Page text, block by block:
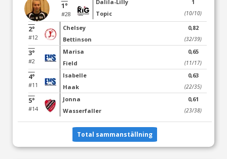
1°
#28
Dalila-Lilly
Topic
1
(10/10)
2°
#12
Chelsey
Bettinson
0,82
(32/39)
3°
#2
Marisa
Field
0,65
(11/17)
4°
#11
Isabelle
Haak
0,63
(22/35)
5°
#14
Jonna
Wasserfaller
0,61
(23/38)
Total sammanställning